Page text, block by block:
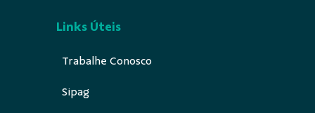
Links Úteis
Trabalhe Conosco
Sipag